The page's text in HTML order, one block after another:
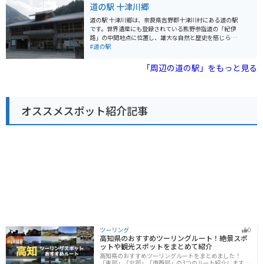
としては、熊野古道で採れる「さんしょ」を使った商品
や、熊野灘で獲れる新鮮な魚介類などがおすすめです。
道の駅のレストランでも、地元の食材をふんだんに使っ
た料理を楽しむことができます。
新鮮で弾力のある鶏肉は、ジューシーで旨みが強く、お
土産にも最適です。 また、道の駅 おくとろは、バイクツ
ーリングの休憩スポットとしても人気があります。周辺
には、風光明媚な海岸線や山岳路など、変化に富んだツ
ーリングコースが広がっており、道の駅はその拠点とし
道の駅 おくとろを訪れた際には、ぜひ周辺の観光スポッ
を感じることができます。
道の駅 十津川郷
道の駅 十津川郷は、奈良県吉野郡十津川村にある道の駅
です。世界遺産にも登録されている熊野参詣道の「紀伊
路」の中間地点に位置し、雄大な自然と歴史を感じられ
る場所として人気があります。 道の駅には、地元の特産
採れた新鮮な野菜や果物、名物の「柿の葉寿司」などを
楽しむことができます。また、観光案内所では、周辺の
ディングロードが続くため、ツーリングにも最適なエリ
アです。道の駅 十津川郷を拠点に、周辺の観光スポット
を巡ってみてはいかがでしょうか。 周辺には、世界遺産
#道の駅
「周辺の道の駅」をもっと見る
オススメスポット紹介記事
ツーリング 0
高知県のおすすめツーリングルート！絶景スポ
ットや観光スポットをまとめて紹介
高知県のおすすめツーリングルートをまとめました！